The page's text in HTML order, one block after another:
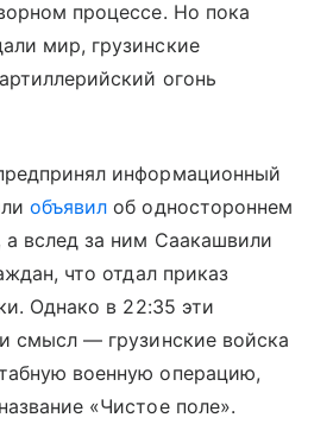
процессе. Но пока
мир, грузинские
огонь
информационный
объявил об одностороннем
а вслед за ним Саакашвили
что отдал приказ
Однако в 22:35 эти
смысл — грузинские войска
военную операцию,
«Чистое поле».